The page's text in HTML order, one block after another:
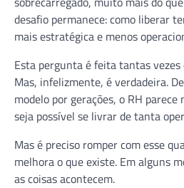
desafio permanece: como liberar
mais estratégica e menos
Esta pergunta é feita tantas
Mas, infelizmente, é verdadeira.
modelo por gerações, o RH
seja possível se livrar de tanta
Mas é preciso romper com esse
melhora o que existe. Em alguns
as coisas acontecem.